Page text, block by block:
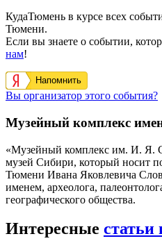
КудаТюмень в курсе всех
Тюмени.
Если вы знаете о событии,
нам!
Напомнить
Вы организатор этого события?
Музейный комплекс
«Музейный комплекс им. И. Я.
музей Сибири, который носит
Тюмени Ивана Яковлевича
именем, археолога,
географического общества.
Интересные статьи